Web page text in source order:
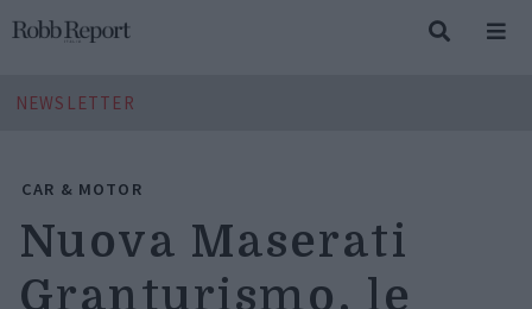
NEWSLETTER
CAR & MOTOR
Nuova Maserati
Granturismo, le